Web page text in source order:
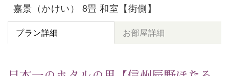
嘉景（かけい） 8畳 和室【街側】
プラン詳細 お部屋詳細